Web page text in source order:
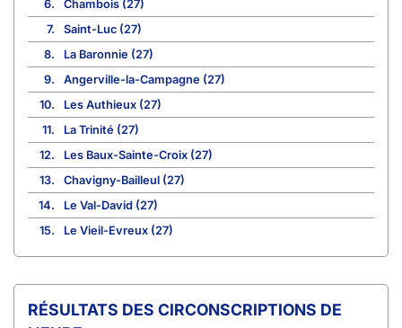
6.
Chambois (27)
7.
Saint-Luc (27)
8.
La Baronnie (27)
9.
Angerville-la-Campagne (27)
10.
Les Authieux (27)
11.
La Trinité (27)
12.
Les Baux-Sainte-Croix (27)
13.
Chavigny-Bailleul (27)
14.
Le Val-David (27)
15.
Le Vieil-Evreux (27)
CIRCONSCRIPTIONS DE